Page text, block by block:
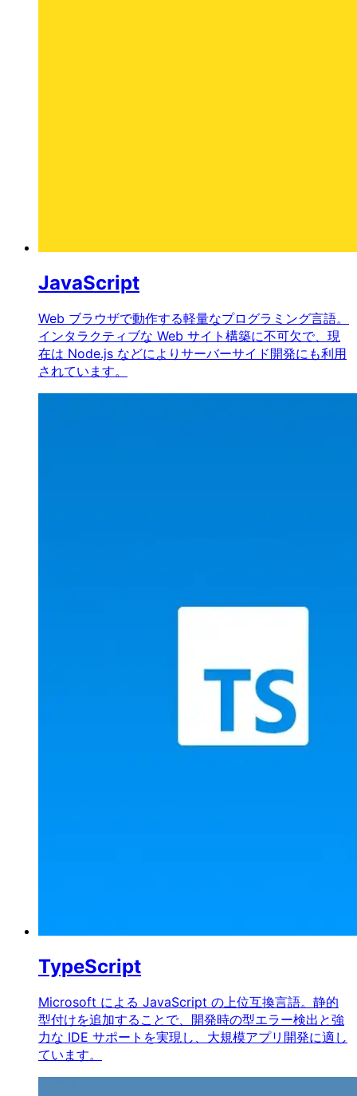
JavaScript
Web ブラウザで動作する軽量なプログラミング言語。
インタラクティブな Web サイト構築に不可欠で、現
在は Node.js などによりサーバーサイド開発にも利用
されています。
TypeScript
Microsoft による JavaScript の上位互換言語。静的
型付けを追加することで、開発時の型エラー検出と強
力な IDE サポートを実現し、大規模アプリ開発に適し
ています。